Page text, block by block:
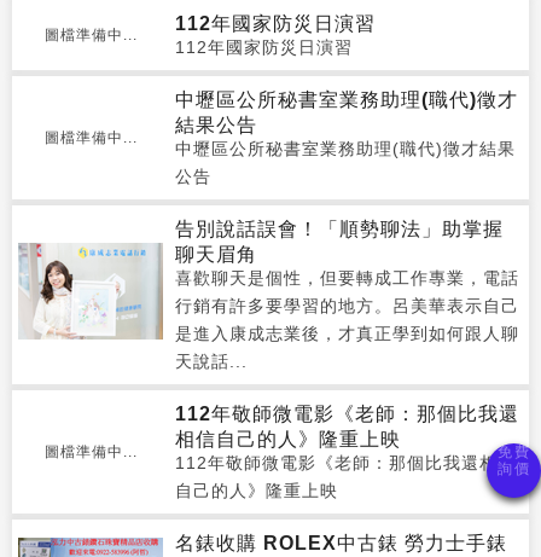
圖檔準備中...
112年國家防災日演習
112年國家防災日演習
圖檔準備中...
中壢區公所秘書室業務助理(職代)徵才
結果公告
中壢區公所秘書室業務助理(職代)徵才結果
公告
告別說話誤會！「順勢聊法」助掌握
聊天眉角
喜歡聊天是個性，但要轉成工作專業，電話
行銷有許多要學習的地方。呂美華表示自己
是進入康成志業後，才真正學到如何跟人聊
天說話...
圖檔準備中...
112年敬師微電影《老師：那個比我還
相信自己的人》隆重上映
112年敬師微電影《老師：那個比我還相信
自己的人》隆重上映
名錶收購 ROLEX中古錶 勞力士手錶